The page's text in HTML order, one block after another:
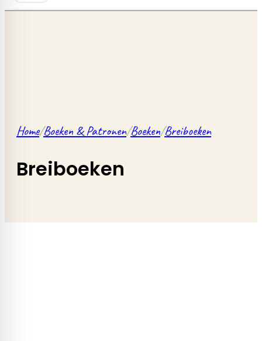
Home/Boeken & Patronen/Boeken/Breiboeken
Breiboeken